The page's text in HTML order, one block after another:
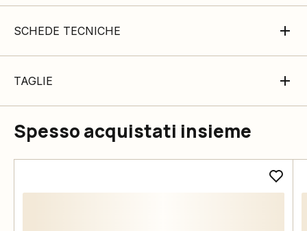
SCHEDE TECNICHE
TAGLIE
Spesso acquistati insieme